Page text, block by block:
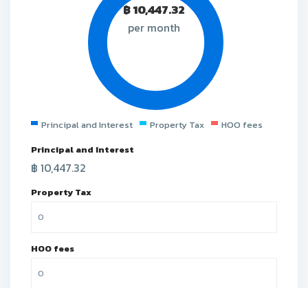
฿10,447.32
per month
Principal and Interest Property Tax
HOO fees
Principal and Interest
฿ 10,447.32
Property Tax
HOO fees